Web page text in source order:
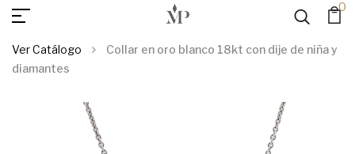
0
Ver Catálogo
Collar en oro blanco 18kt con dije de niña y
diamantes
AGREGAR AL